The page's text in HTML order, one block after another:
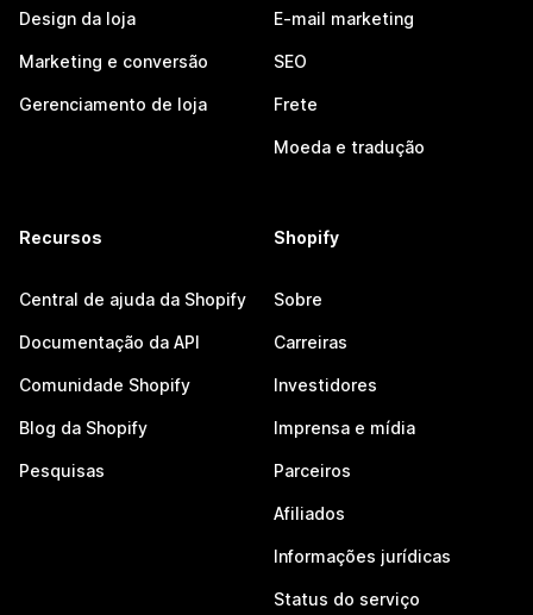
Design da loja
Marketing e conversão
Gerenciamento de loja
E-mail marketing
SEO
Frete
Moeda e tradução
Recursos
Central de ajuda da Shopify
Documentação da API
Comunidade Shopify
Blog da Shopify
Pesquisas
Shopify
Sobre
Carreiras
Investidores
Imprensa e mídia
Parceiros
Afiliados
Informações jurídicas
Status do serviço